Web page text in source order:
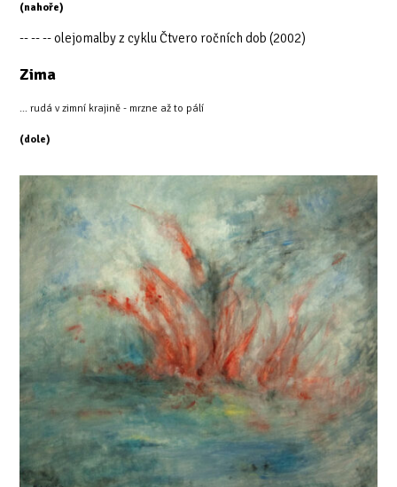
(nahoře)
-- -- -- olejomalby z cyklu Čtvero ročních dob (2002)
Zima
... rudá v zimní krajině - mrzne až to pálí
(dole)